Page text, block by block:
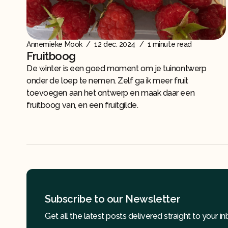
Annemieke Mook / 12 dec. 2024 / 1 minute read
Fruitboog
De winter is een goed moment om je tuinontwerp
onder de loep te nemen. Zelf ga ik meer fruit
toevoegen aan het ontwerp en maak daar een
fruitboog van, en een fruitgilde.
Subscribe to our Newsletter
Get all the latest posts delivered straight to your